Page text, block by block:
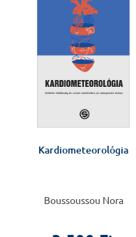
Kardiometeorológia
Boussoussou Nora